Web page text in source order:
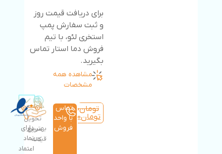
برای دریافت قیمت روز
و ثبت سفارش پمپ
استخری لئو، با تیم
فروش دما استار تماس
بگیرید.
مشاهده همه
مشخصات
بهترین
قیمت
تحویل
سریع
کالا
دارای
نماد
اعتماد
تومان48,900,000
تومان46,455,000
تماس
با واحد
فروش